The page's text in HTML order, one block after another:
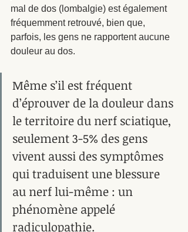
mal de dos (lombalgie) est également
fréquemment retrouvé, bien que,
parfois, les gens ne rapportent aucune
douleur au dos.
Même s’il est fréquent
d’éprouver de la douleur dans
le territoire du nerf sciatique,
seulement 3-5% des gens
vivent aussi des symptômes
qui traduisent une blessure
au nerf lui-même : un
phénomène appelé
radiculopathie.